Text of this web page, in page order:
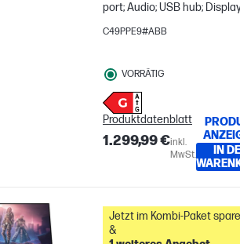
port; Audio; USB hub;
C49PPE9#ABB
VORRÄTIG
Produktdatenblatt
1.299,99 €inkl.
MwSt.
IN
Jetzt im Kombi-Paket
&